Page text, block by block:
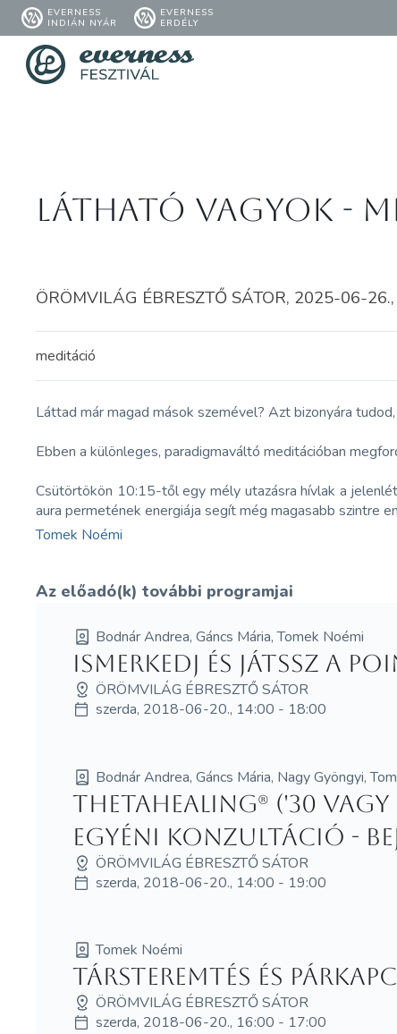
EVERNESS
INDIÁN NYÁR
EVERNESS
ERDÉLY
Látható vagyok -
ÖRÖMVILÁG ÉBRESZTŐ SÁTOR, 2025-06-
meditáció
Láttad már magad mások szemével? Azt bizonyára
Ebben a különleges, paradigmaváltó meditációban
Csütörtökön 10:15-től egy mély utazásra hívlak a
aura permetének energiája segít még magasabb szintre
Tomek Noémi
Az előadó(k) további programjai
Bodnár Andrea, Gáncs Mária, Tomek Noémi
Ismerkedj és játssz a
ÖRÖMVILÁG ÉBRESZTŐ SÁTOR
szerda, 2018-06-20., 14:00 - 18:00
Bodnár Andrea, Gáncs Mária, Nagy Gyöngyi,
ThetaHealing® ('30 vagy
egyéni konzultáció -
ÖRÖMVILÁG ÉBRESZTŐ SÁTOR
szerda, 2018-06-20., 14:00 - 19:00
Tomek Noémi
Társteremtés és
ÖRÖMVILÁG ÉBRESZTŐ SÁTOR
szerda, 2018-06-20., 16:00 - 17:00